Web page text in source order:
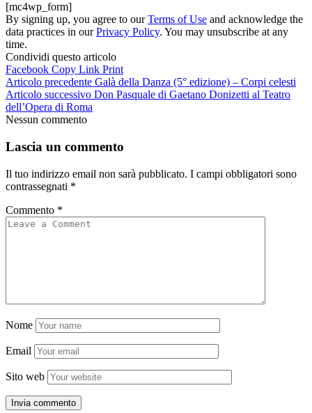
[mc4wp_form]
By signing up, you agree to ourTerms of Use and acknowledge the
data practices in ourPrivacy Policy. You may unsubscribe at any
time.
Condividi questo articolo
Facebook Copy Link Print
Articolo precedente Galà della Danza (5° edizione) – Corpi celesti
Articolo successivo Don Pasquale di Gaetano Donizetti al Teatro
dell’Opera di Roma
Nessun commento
Lascia un commento
Il tuo indirizzo email non sarà pubblicato. I campi obbligatori sono
contrassegnati *
Commento *
Nome
Email
Sito web